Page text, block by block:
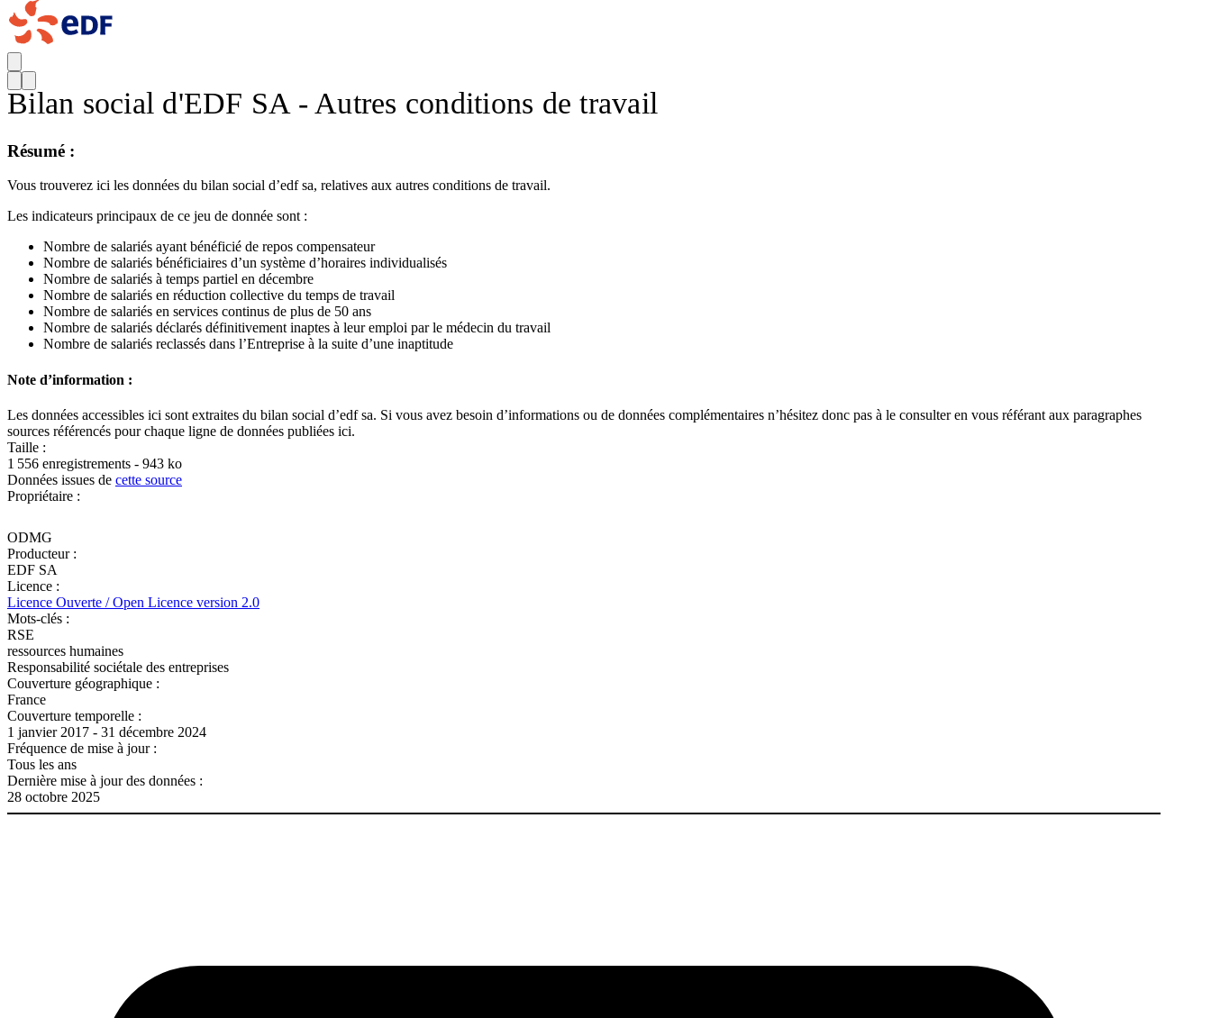
Bilan social d'EDF SA - Autres conditions de travail
Résumé :
Vous trouverez ici les données du bilan social d’edf sa, relatives aux autres conditions de travail.
Les indicateurs principaux de ce jeu de donnée sont :
Nombre de salariés ayant bénéficié de repos compensateur
Nombre de salariés bénéficiaires d’un système d’horaires individualisés
Nombre de salariés à temps partiel en décembre
Nombre de salariés en réduction collective du temps de travail
Nombre de salariés en services continus de plus de 50 ans
Nombre de salariés déclarés définitivement inaptes à leur emploi par le médecin du travail
Nombre de salariés reclassés dans l’Entreprise à la suite d’une inaptitude
Note d’information :
Les données accessibles ici sont extraites du bilan social d’edf sa. Si vous avez besoin d’informations ou de données complémentaires n’hésitez donc pas à le consulter en vous référant aux paragraphes
sources référencés pour chaque ligne de données publiées ici.
Taille :
1 556 enregistrements - 943 ko
Données issues de cette source
Propriétaire :
ODMG
Producteur :
EDF SA
Licence :
Licence Ouverte / Open Licence version 2.0
Mots-clés :
RSE
ressources humaines
Responsabilité sociétale des entreprises
Couverture géographique :
France
Couverture temporelle :
1 janvier 2017 - 31 décembre 2024
Fréquence de mise à jour :
Tous les ans
Dernière mise à jour des données :
28 octobre 2025